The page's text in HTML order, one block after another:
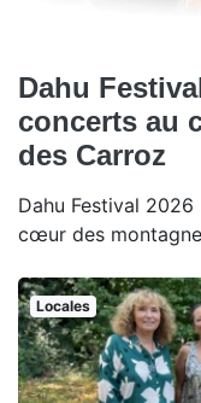
Dahu
concerts au
des Carroz
Dahu Festival
cœur des
Locales